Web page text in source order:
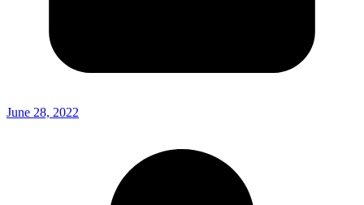
June 28, 2022